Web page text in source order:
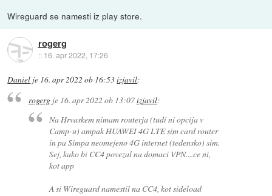
Wireguard se namesti iz play store.
rogerg
:: 16. apr 2022, 17:26
Daniel je 16. apr 2022 ob 16:53izjavil:
rogergje 16. apr 2022 ob 13:07izjavil:
Na Hrvaskem nimam routerja (tudi ni opcija v
Camp-u) ampak HUAWEI 4G LTE sim card router
in pa Simpa neomejeno 4G internet (tedensko) sim.
Sej, kako bi CC4 povezal na domaci VPN....ce ni,
kot app
A si Wireguard namestil na CC4, kot sideload